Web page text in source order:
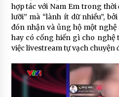
hợp tác với Nam Em trong thời
lưỡi” mà “lành ít dữ nhiều”,
đón nhận và ủng hộ một
hay có cống hiến gì cho nghệ
việc livestream tự vạch chuyện